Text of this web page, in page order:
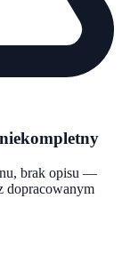
brak opisu —
dopracowanym